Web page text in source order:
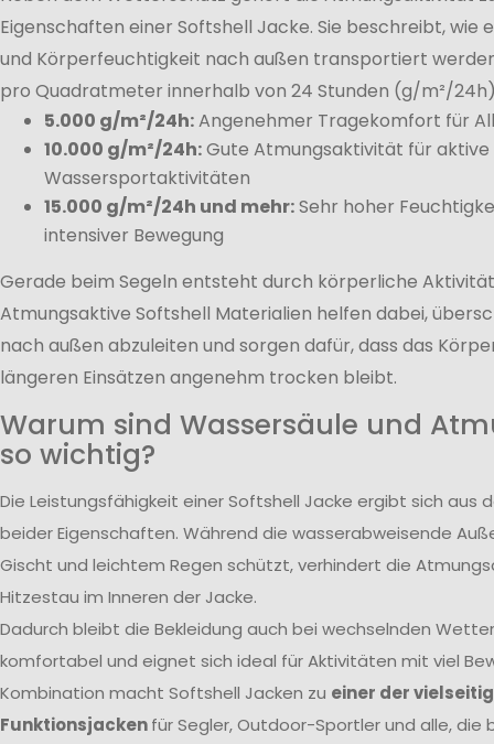
Eigenschaften einer Softshell Jacke. Sie beschreibt, wie
und Körperfeuchtigkeit nach außen transportiert
pro Quadratmeter innerhalb von 24 Stunden (g/m²/
5.000 g/m²/24h:Angenehmer Tragekomfort für
10.000 g/m²/24h:Gute Atmungsaktivität für
Wassersportaktivitäten
15.000 g/m²/24h und mehr:Sehr hoher
intensiver Bewegung
Gerade beim Segeln entsteht durch körperliche
Atmungsaktive Softshell Materialien helfen dabei,
nach außen abzuleiten und sorgen dafür, dass das
längeren Einsätzen angenehm trocken bleibt.
Warum sind Wassersäule und
so wichtig?
Die Leistungsfähigkeit einer Softshell Jacke ergibt sich aus
beider Eigenschaften. Während die wasserabweisende
Gischt und leichtem Regen schützt, verhindert die
Hitzestau im Inneren der Jacke.
Dadurch bleibt die Bekleidung auch bei wechselnden
komfortabel und eignet sich ideal für Aktivitäten mit viel
Kombination macht Softshell Jacken zu einer der
Funktionsjackenfür Segler, Outdoor-Sportler und alle,